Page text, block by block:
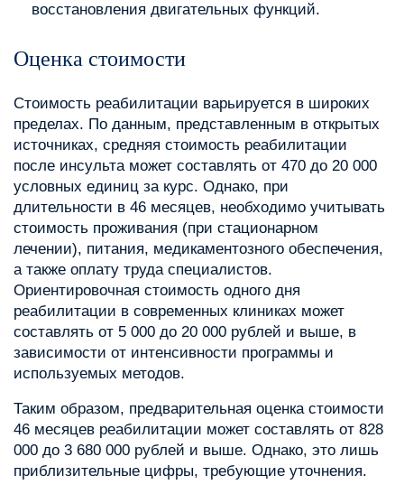
восстановления двигательных функций.
Оценка стоимости
Стоимость реабилитации варьируется в широких
пределах. По данным, представленным в открытых
источниках, средняя стоимость реабилитации
после инсульта может составлять от 470 до 20 000
условных единиц за курс. Однако, при
длительности в 46 месяцев, необходимо учитывать
стоимость проживания (при стационарном
лечении), питания, медикаментозного обеспечения,
а также оплату труда специалистов.
Ориентировочная стоимость одного дня
реабилитации в современных клиниках может
составлять от 5 000 до 20 000 рублей и выше, в
зависимости от интенсивности программы и
используемых методов.
Таким образом, предварительная оценка стоимости
46 месяцев реабилитации может составлять от 828
000 до 3 680 000 рублей и выше. Однако, это лишь
приблизительные цифры, требующие уточнения.